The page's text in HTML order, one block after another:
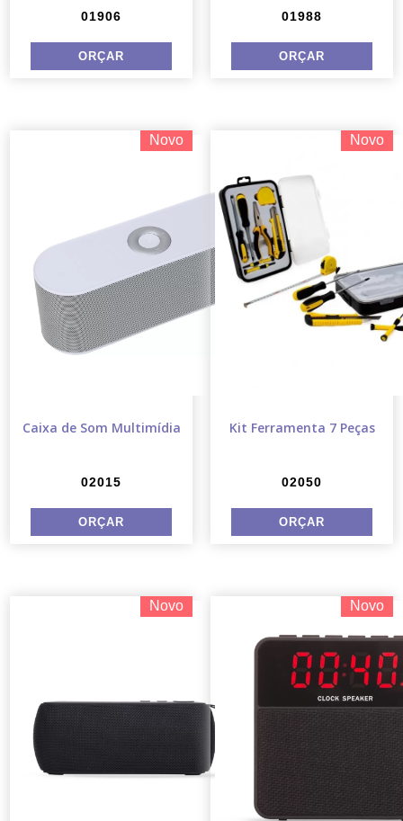
01906 01988
Novo
Caixa de Som Multimídia
02015
Novo
Kit Ferramenta 7 Peças
02050
Novo Novo